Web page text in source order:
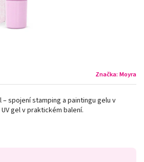
Značka: Moyra
spojení stamping a paintingu gelu v
gel v praktickém balení.